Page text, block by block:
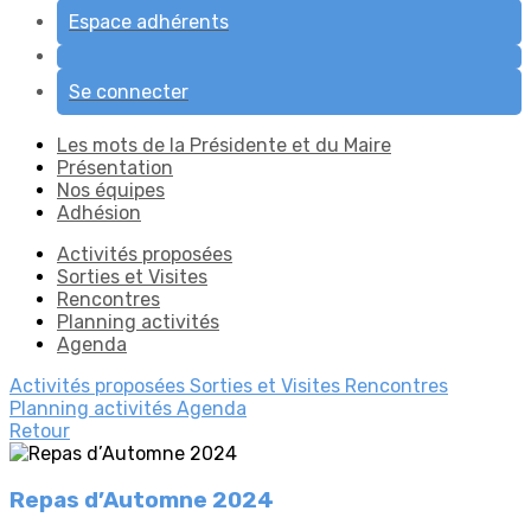
Espace adhérents
Se connecter
Les mots de la Présidente et du Maire
Présentation
Nos équipes
Adhésion
Activités proposées
Sorties et Visites
Rencontres
Planning activités
Agenda
Activités proposées Sorties et Visites Rencontres
Planning activités Agenda
Retour
Repas d’Automne 2024